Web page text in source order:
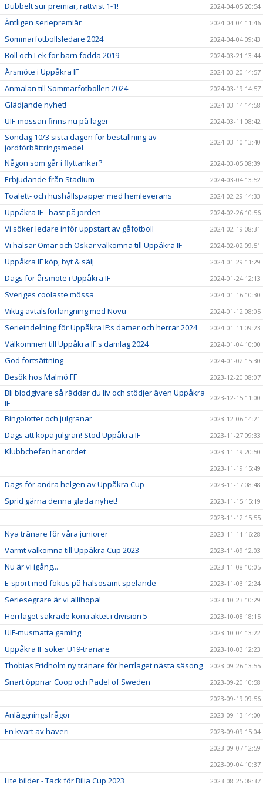
Dubbelt sur premiär, rättvist 1-1! 2024-04-05 20:54
Äntligen seriepremiär 2024-04-04 11:46
Sommarfotbollsledare 2024 2024-04-04 09:43
Boll och Lek för barn födda 2019 2024-03-21 13:44
Årsmöte i Uppåkra IF 2024-03-20 14:57
Anmälan till Sommarfotbollen 2024 2024-03-19 14:57
Glädjande nyhet! 2024-03-14 14:58
UIF-mössan finns nu på lager 2024-03-11 08:42
Söndag 10/3 sista dagen för beställning av
jordförbättringsmedel
2024-03-10 13:40
Någon som går i flyttankar? 2024-03-05 08:39
Erbjudande från Stadium 2024-03-04 13:52
Toalett- och hushållspapper med hemleverans 2024-02-29 14:33
Uppåkra IF - bäst på jorden 2024-02-26 10:56
Vi söker ledare inför uppstart av gåfotboll 2024-02-19 08:31
Vi hälsar Omar och Oskar välkomna till Uppåkra IF 2024-02-02 09:51
Uppåkra IF köp, byt & sälj 2024-01-29 11:29
Dags för årsmöte i Uppåkra IF 2024-01-24 12:13
Sveriges coolaste mössa 2024-01-16 10:30
Viktig avtalsförlängning med Novu 2024-01-12 08:05
Serieindelning för Uppåkra IF:s damer och herrar 2024 2024-01-11 09:23
Välkommen till Uppåkra IF:s damlag 2024 2024-01-04 10:00
God fortsättning 2024-01-02 15:30
Besök hos Malmö FF 2023-12-20 08:07
Bli blodgivare så räddar du liv och stödjer även Uppåkra
IF
2023-12-15 11:00
Bingolotter och julgranar 2023-12-06 14:21
Dags att köpa julgran! Stöd Uppåkra IF 2023-11-27 09:33
Klubbchefen har ordet
2023-11-19 20:50
2023-11-19 15:49
Dags för andra helgen av Uppåkra Cup 2023-11-17 08:48
Sprid gärna denna glada nyhet!
2023-11-15 15:19
2023-11-12 15:55
Nya tränare för våra juniorer 2023-11-11 16:28
Varmt välkomna till Uppåkra Cup 2023 2023-11-09 12:03
Nu är vi igång... 2023-11-08 10:05
E-sport med fokus på hälsosamt spelande 2023-11-03 12:24
Seriesegrare är vi allihopa! 2023-10-23 10:29
Herrlaget säkrade kontraktet i division 5 2023-10-08 18:15
UIF-musmatta gaming 2023-10-04 13:22
Uppåkra IF söker U19-tränare 2023-10-03 12:23
Thobias Fridholm ny tränare för herrlaget nästa säsong 2023-09-26 13:55
Snart öppnar Coop och Padel of Sweden
2023-09-20 10:58
2023-09-19 09:56
Anläggningsfrågor 2023-09-13 14:00
En kvart av haveri
2023-09-09 15:04
2023-09-07 12:59
2023-09-04 10:37
Lite bilder - Tack för Bilia Cup 2023 2023-08-25 08:37